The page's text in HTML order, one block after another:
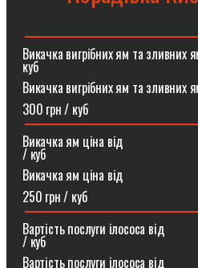
Викачка вигрібних ям та
куб
Викачка вигрібних ям та зливних
300 грн / куб
Викачка ям ціна від
/ куб
Викачка ям ціна від
250 грн / куб
Вартість послуги ілососа
/ куб
Вартість послуги ілососа від